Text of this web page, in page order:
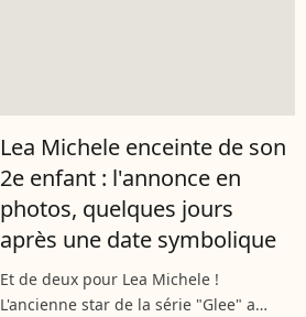
Lea Michele enceinte de son
2e enfant : l'annonce en
photos, quelques jours
après une date symbolique
Et de deux pour Lea Michele !
L'ancienne star de la série "Glee" a